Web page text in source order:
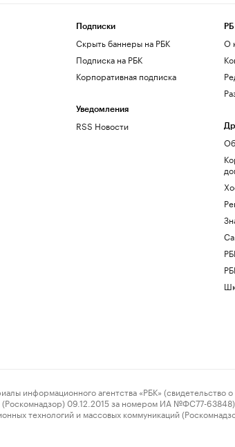
Подписки
Скрыть баннеры на РБК
Подписка на РБК
Корпоративная подписка
Уведомления
RSS Новости
О
агентства «РБК» (свидетельство о
09.12.2015 за номером ИА №ФС77-63848)
технологий и массовых коммуникаций